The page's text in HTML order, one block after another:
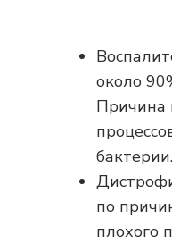
около
Причина
бактерии.
по
плохого